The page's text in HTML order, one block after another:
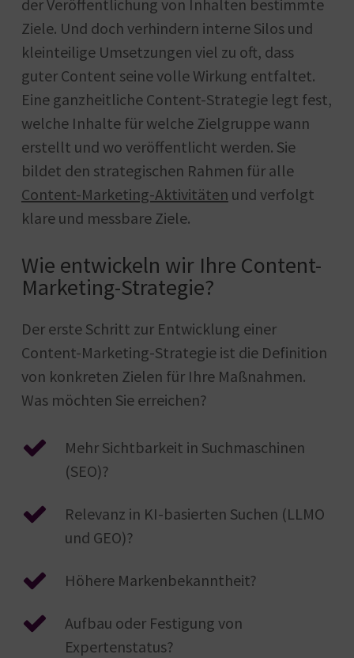
der Veröffentlichung von Inhalten bestimmte
Ziele. Und doch verhindern interne Silos und
kleinteilige Umsetzungen viel zu oft, dass
guter Content seine volle Wirkung entfaltet.
Eine ganzheitliche Content-Strategie legt fest,
welche Inhalte für welche Zielgruppe wann
erstellt und wo veröffentlicht werden. Sie
bildet den strategischen Rahmen für alle
Content-Marketing-Aktivitäten und verfolgt
klare und messbare Ziele.
Wie entwickeln wir Ihre Content-
Marketing-Strategie?
Der erste Schritt zur Entwicklung einer
Content-Marketing-Strategie ist die Definition
von konkreten Zielen für Ihre Maßnahmen.
Was möchten Sie erreichen?
Mehr Sichtbarkeit in Suchmaschinen
(SEO)?
Relevanz in KI-basierten Suchen (LLMO
und GEO)?
Höhere Markenbekanntheit?
Aufbau oder Festigung von
Expertenstatus?